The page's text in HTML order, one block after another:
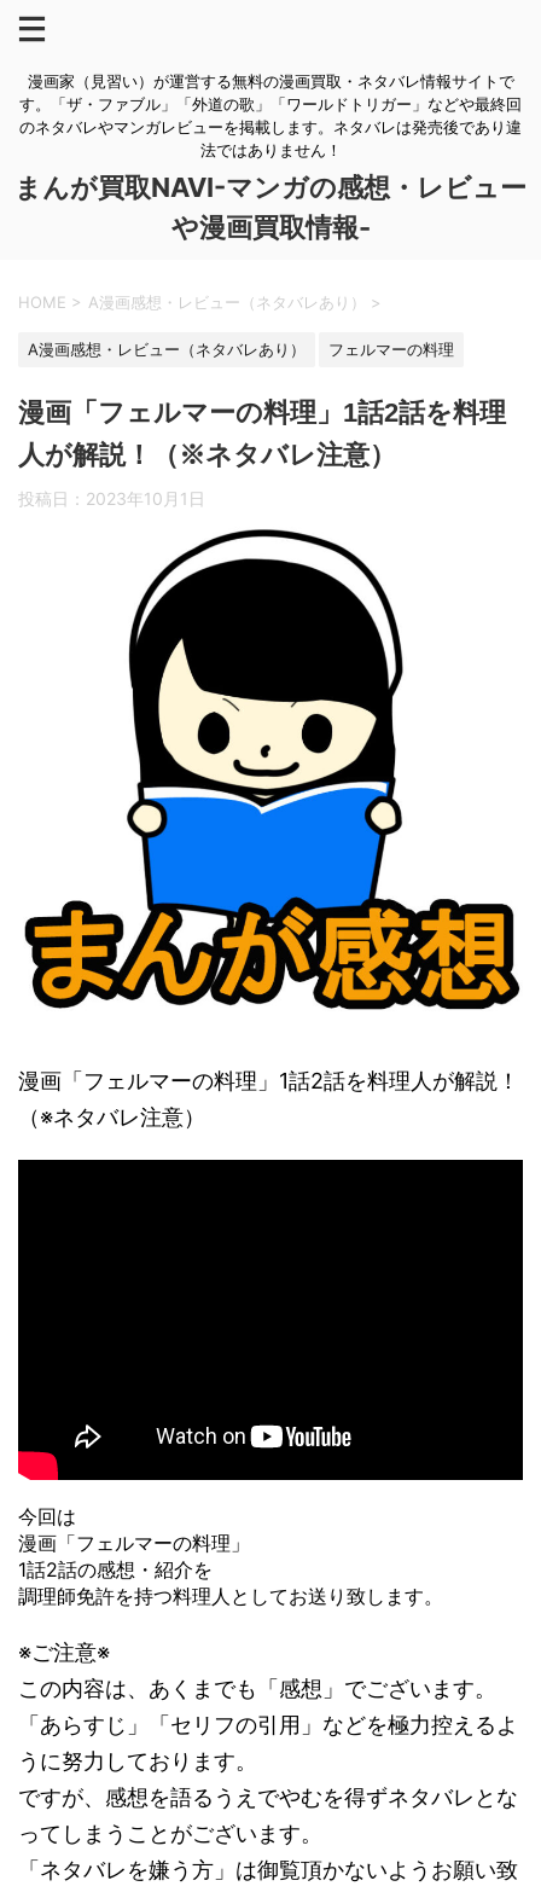
漫画家（見習い）が運営する無料の漫画買取・ネタバレ情報サイトで
す。「ザ・ファブル」「外道の歌」「ワールドトリガー」などや最終回
のネタバレやマンガレビューを掲載します。ネタバレは発売後であり違
法ではありません！
まんが買取NAVI-マンガの感想・レビュー
や漫画買取情報-
HOME > A漫画感想・レビュー（ネタバレあり） >
A漫画感想・レビュー（ネタバレあり） フェルマーの料理
漫画「フェルマーの料理」1話2話を料理
人が解説！（※ネタバレ注意）
投稿日： 2023年10月1日
漫画「フェルマーの料理」1話2話を料理人が解説！
（※ネタバレ注意）
今回は
漫画「フェルマーの料理」
1話2話の感想・紹介を
調理師免許を持つ料理人としてお送り致します。
※ご注意※
この内容は、あくまでも「感想」でございます。
「あらすじ」「セリフの引用」などを極力控えるよ
うに努力しております。
ですが、感想を語るうえでやむを得ずネタバレとな
ってしまうことがございます。
「ネタバレを嫌う方」は御覧頂かないようお願い致